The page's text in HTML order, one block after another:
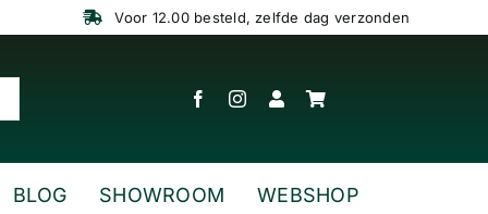
Voor 12.00 besteld, zelfde dag verzonden
BLOG SHOWROOM WEBSHOP